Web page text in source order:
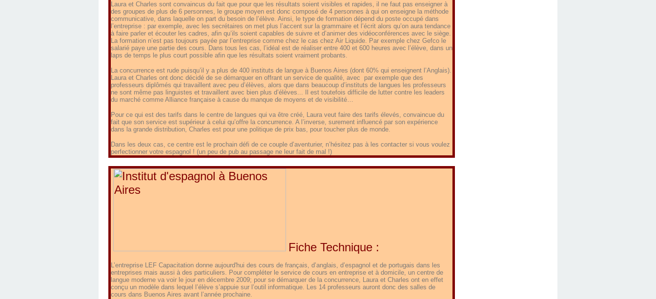
Laura et Charles sont convaincus du fait que pour que les résultats soient visibles et rapides, il ne faut pas enseigner à
des groupes de plus de 6 personnes, le groupe moyen est donc composé de 4 personnes à qui on enseigne la méthode
communicative, dans laquelle on part du besoin de l’élève. Ainsi, le type de formation dépend du poste occupé dans
l’entreprise : par exemple, avec les secrétaires on met plus l’accent sur la grammaire et l’écrit alors qu’on aura tendance
à faire parler et écouter les cadres, afin qu’ils soient capables de suivre et d’animer des vidéoconférences avec le siège.
La formation n’est pas toujours payée par l’entreprise comme chez le cas chez Air Liquide. Par exemple chez Gefco le
salarié paye une partie des cours. Dans tous les cas, l’idéal est de réaliser entre 400 et 600 heures avec l’élève, dans un
laps de temps le plus court possible afin que les résultats soient vraiment probants.
La concurrence est rude puisqu’il y a plus de 400 instituts de langue à Buenos Aires (dont 60% qui enseignent l’Anglais).
Laura et Charles ont donc décidé de se démarquer en offrant un service de qualité, avec par exemple que des
professeurs diplômés qui travaillent avec peu d’élèves, alors que dans beaucoup d’instituts de langues les professeurs
ne sont même pas linguistes et travaillent avec bien plus d’élèves... Il est toutefois difficile de lutter contre les leaders
du marché comme Alliance française à cause du manque de moyens et de visibilité…
Pour ce qui est des tarifs dans le centre de langues qui va être créé, Laura veut faire des tarifs élevés, convaincue du
fait que son service est supérieur à celui qu’offre la concurrence. A l’inverse, surement influencé par son expérience
dans la grande distribution, Charles est pour une politique de prix bas, pour toucher plus de monde.
Dans les deux cas, ce centre est le prochain défi de ce couple d’aventurier, n’hésitez pas à les contacter si vous voulez
perfectionner votre espagnol ! (un peu de pub au passage ne leur fait de mal !)
Fiche Technique :
L’entreprise LEF Capacitation donne aujourd'hui des cours de français, d’anglais, d’espagnol et de portugais dans les
entreprises mais aussi à des particuliers. Pour compléter le service de cours en entreprise et à domicile, un centre de
langue moderne va voir le jour en décembre 2009; pour se démarquer de la concurrence, Laura et Charles ont en effet
conçu un modèle dans lequel l’élève s’appuie sur l’outil informatique. Les 14 professeurs auront donc des salles de
cours dans Buenos Aires avant l’année prochaine.